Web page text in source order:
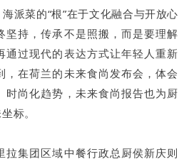
派菜的“根”在于文化融合与开放心
坚持，传承不是照搬，而是要理解
通过现代的表达方式让年轻人重新
，在荷兰的未来食尚发布会，体会
时尚化趋势，未来食尚报告也为厨
标。
拉集团区域中餐行政总厨侯新庆则